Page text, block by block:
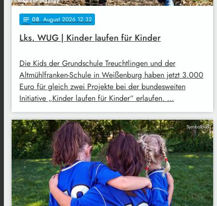
notes 08. August 2026 12:32
Lks. WUG | Kinder laufen für Kinder
Die Kids der Grundschule Treuchtlingen und der
Altmühlfranken-Schule in Weißenburg haben jetzt 3.000
Euro für gleich zwei Projekte bei der bundesweiten
Initiative „Kinder laufen für Kinder“ erlaufen. …
Symbolbild